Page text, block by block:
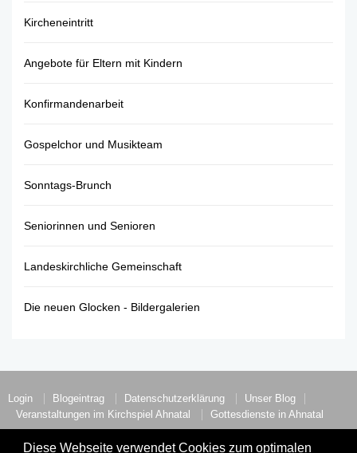
Diese Webseite verwendet Cookies zum optimalen
Kircheneintritt
Angebote für Eltern mit Kindern
Konfirmandenarbeit
Gospelchor und Musikteam
Sonntags-Brunch
Seniorinnen und Senioren
Landeskirchliche Gemeinschaft
Die neuen Glocken - Bildergalerien
Login Blogeintrag Datenschutzerklärung
Unser Blog
Veranstaltungen im Kirchspiel Ahnatal
Gottesdienste in Ahnatal
Die evangelischen Kirchengemeinden in Ahnatal.